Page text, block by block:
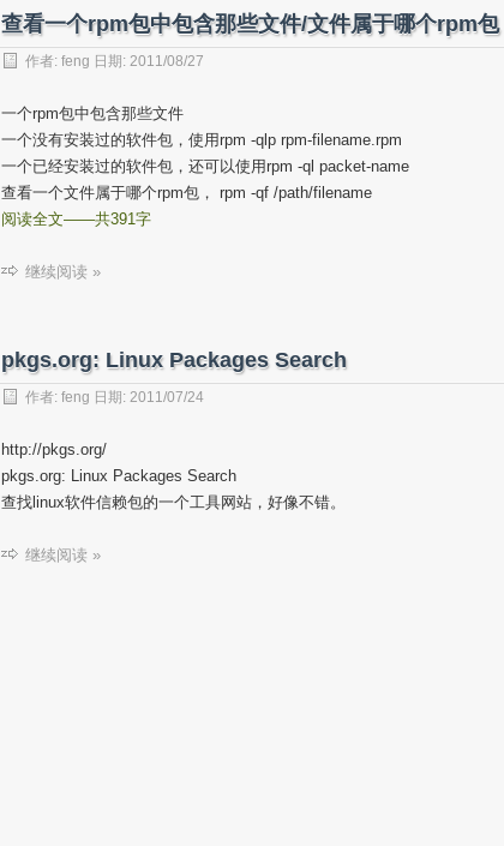
查看一个rpm包中包含那些文件/文件属于哪个rpm包
作者: feng 日期: 2011/08/27
一个rpm包中包含那些文件
一个没有安装过的软件包，使用rpm -qlp rpm-filename.rpm
一个已经安装过的软件包，还可以使用rpm -ql packet-name
查看一个文件属于哪个rpm包， rpm -qf /path/filename
阅读全文——共391字
继续阅读 »
pkgs.org: Linux Packages Search
作者: feng 日期: 2011/07/24
http://pkgs.org/
pkgs.org: Linux Packages Search
查找linux软件信赖包的一个工具网站，好像不错。
继续阅读 »